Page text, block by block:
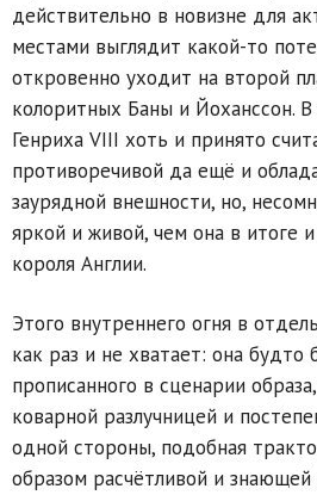
действительно в новизне для
местами выглядит какой-то
откровенно уходит на второй
колоритных Баны и Йоханссон.
Генриха VIII хоть и принято
противоречивой да ещё и
заурядной внешности, но,
яркой и живой, чем она в итоге
короля Англии.
Этого внутреннего огня в
как раз и не хватает: она будто
прописанного в сценарии
коварной разлучницей и
одной стороны, подобная
образом расчётливой и